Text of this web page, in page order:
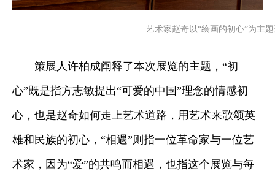
艺术家赵奇以“绘画的初心”为主
策展人许柏成阐释了本次展览的主题，“初
心”既是指方志敏提出“可爱的中国”理念的情感初
心，也是赵奇如何走上艺术道路，用艺术来歌颂英
雄和民族的初心，“相遇”则指一位革命家与一位艺
术家，因为“爱”的共鸣而相遇，也指这个展览与每